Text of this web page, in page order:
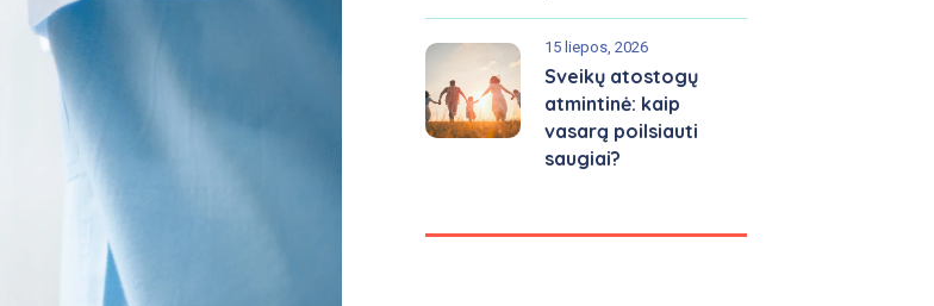
15 liepos, 2026
Sveikų atostogų
atmintinė: kaip
vasarą poilsiauti
saugiai?